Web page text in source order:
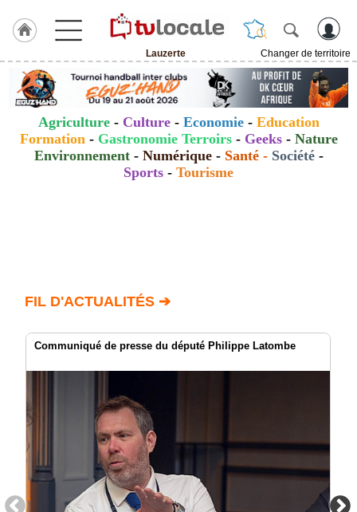
Lauzerte
Changer de territoire
J'adhère
Hulcoq
ACCUEIL
Lauzerte
Agenda
groupe
Blogs
Prémium
Inscription
annuaire
pro
Agriculture- Culture - Economie- Education
Formation - Gastronomie Terroirs- Geeks- Nature
Environnement- Numérique- Santé- Société-
Sports - Tourisme
FIL D'ACTUALITÉS ➔
Communiqué de presse du député Philippe Latombe